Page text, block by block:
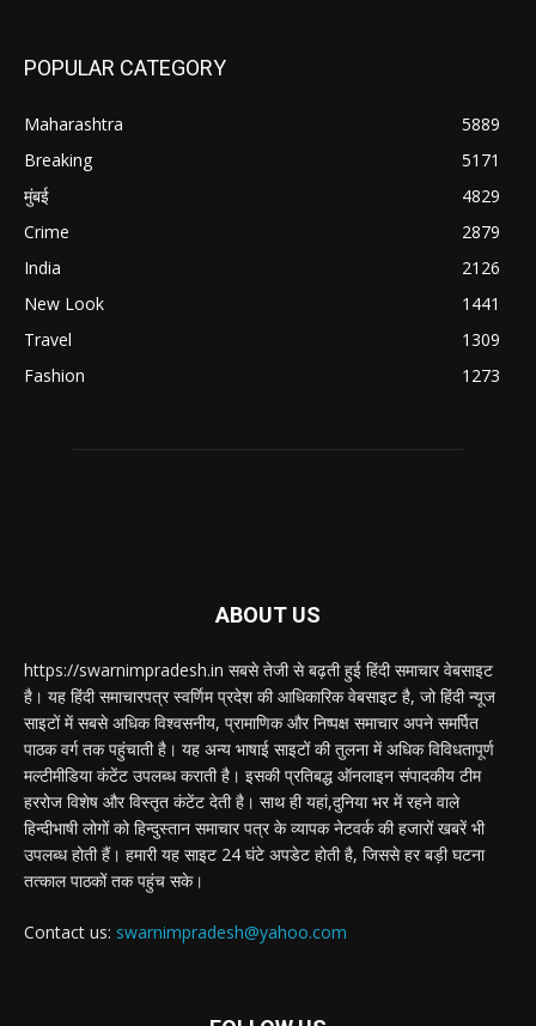
POPULAR CATEGORY
Maharashtra
5889
Breaking
5171
मुंबई
4829
Crime
2879
India
2126
New Look
1441
Travel
1309
Fashion
1273
ABOUT US
https://swarnimpradesh.in सबसे तेजी से बढ़ती हुई हिंदी समाचार वेबसाइट
है। यह हिंदी समाचारपत्र स्वर्णिम प्रदेश की आधिकारिक वेबसाइट है, जो हिंदी न्यूज
साइटों में सबसे अधिक विश्वसनीय, प्रामाणिक और निष्पक्ष समाचार अपने समर्पित
पाठक वर्ग तक पहुंचाती है। यह अन्य भाषाई साइटों की तुलना में अधिक विविधतापूर्ण
मल्टीमीडिया कंटेंट उपलब्ध कराती है। इसकी प्रतिबद्ध ऑनलाइन संपादकीय टीम
हररोज विशेष और विस्तृत कंटेंट देती है। साथ ही यहां,दुनिया भर में रहने वाले
हिन्दीभाषी लोगों को हिन्दुस्तान समाचार पत्र के व्यापक नेटवर्क की हजारों खबरें भी
उपलब्ध होती हैं। हमारी यह साइट 24 घंटे अपडेट होती है, जिससे हर बड़ी घटना
तत्काल पाठकों तक पहुंच सके।
Contact us: swarnimpradesh@yahoo.com